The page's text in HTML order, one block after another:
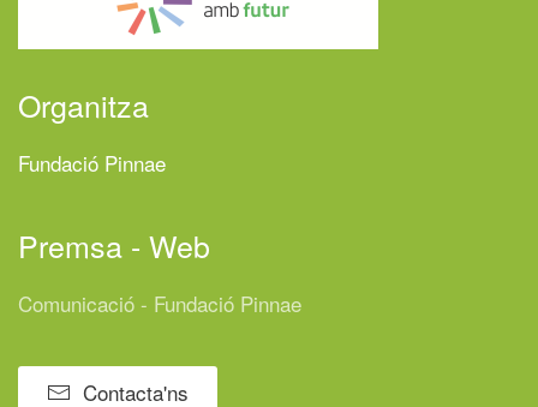
Organitza
Fundació Pinnae
Premsa - Web
Comunicació - Fundació Pinnae
Contacta'ns